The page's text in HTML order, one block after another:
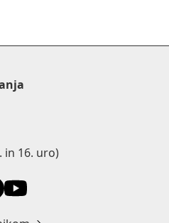
in 16. uro)